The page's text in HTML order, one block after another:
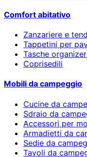
Comfort abitativo
Zanzariere e
Tappetini per
Tasche
Coprisedili
Mobili da campeggio
Cucine da
Sdraio da
Accessori per
Armadietti da
Sedie da
Tavoli da